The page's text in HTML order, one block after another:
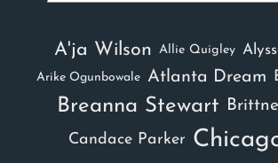
A'ja Wilson Allie Quigley
Arike Ogunbowale Atlanta Dream
Breanna Stewart
Candace Parker